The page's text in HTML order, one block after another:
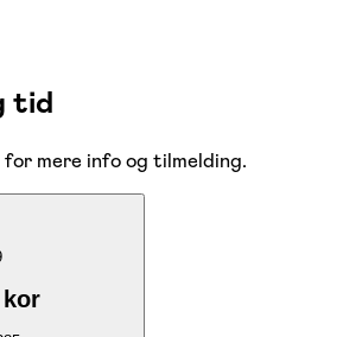
tid
mere info og tilmelding.